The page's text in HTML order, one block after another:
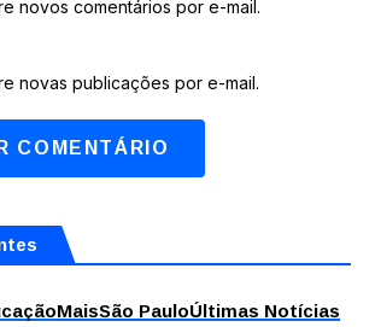
novos comentários por e-mail.
novas publicações por e-mail.
MaisSão PauloÚltimas Notícias